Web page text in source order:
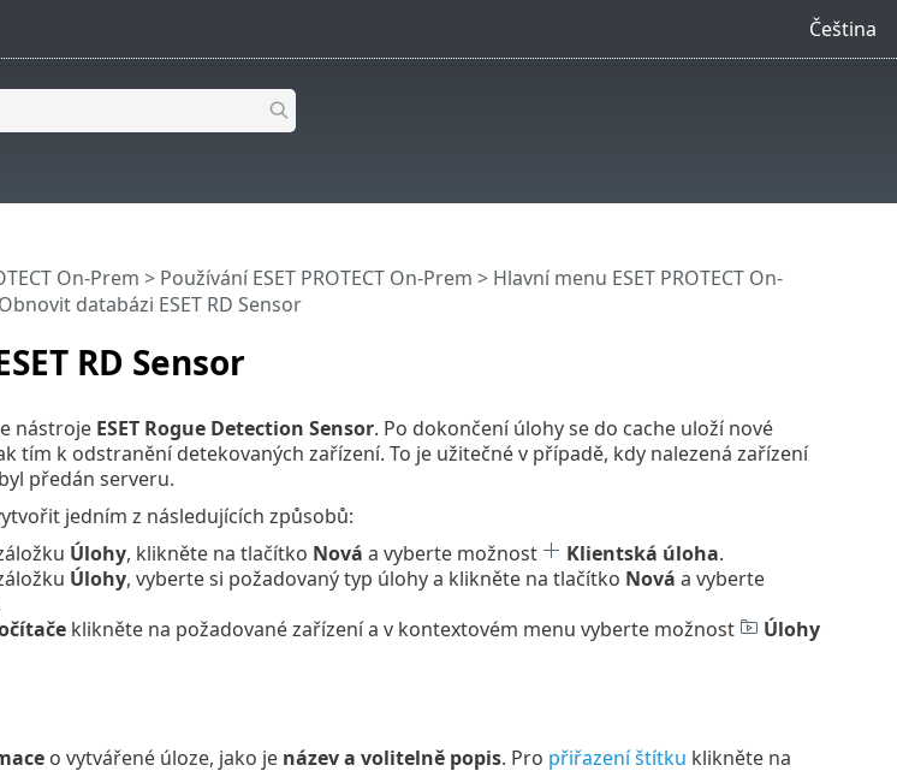
Čeština
RD Sensor
On-Prem > Používání ESET PROTECT On-Prem > Hlavní menu ESET PROTECT On-
databázi ESET RD Sensor
nástroje ESET Rogue Detection Sensor. Po dokončení úlohy se do cache uloží nové
tím k odstranění detekovaných zařízení. To je užitečné v případě, kdy nalezená zařízení
předán serveru.
jedním z následujících způsobů:
Úlohy, klikněte na tlačítko Nová a vyberte možnost Klientská úloha.
Úlohy, vyberte si požadovaný typ úlohy a klikněte na tlačítko Nová a vyberte
klikněte na požadované zařízení a v kontextovém menu vyberte možnost
Úlohy
o vytvářené úloze, jako je název a volitelně popis. Pro přiřazení štítku klikněte na